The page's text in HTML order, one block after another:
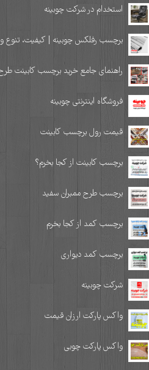
استخدام در شرکت چوبینه
برچسب رفلکس چوبینه | کیفیت، تنوع
راهنمای جامع خرید برچسب کابینت
فروشگاه اینترنتی چوبینه
قیمت رول برچسب کابینت
برچسب کابینت از کجا بخرم؟
برچسب طرح ممبران سفید
برچسب کمد از کجا بخرم
برچسب کمد دیواری
شرکت چوبینه
واکس پارکت ارزان قیمت
واکس پارکت چوبی